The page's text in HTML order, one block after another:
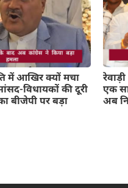
में आखिर क्यों मचा
विधायकों की दूरी
बीजेपी पर बड़ा
एक
अब